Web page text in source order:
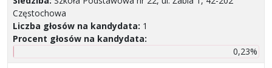
Częstochowa
Liczba głosów na kandydata: 1
Procent głosów na kandydata:
0,23%